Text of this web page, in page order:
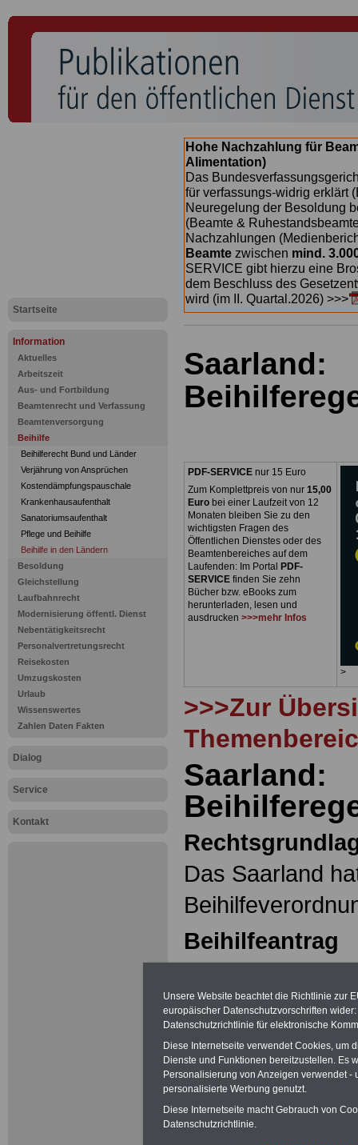
Startseite
Information
Aktuelles
Arbeitszeit
Aus- und Fortbildung
Beamtenrecht und Verfassung
Beamtenversorgung
Beihilfe
Beihilferecht Bund und Länder
Verjährung von Ansprüchen
Kostendämpfungspauschale
Krankenhausaufenthalt
Sanatoriumsaufenthalt
Pflege und Beihilfe
Beihilfe in den Ländern
Besoldung
Gleichstellung
Laufbahnrecht
Modernisierung öffentl. Dienst
Nebentätigkeitsrecht
Personalvertretungsrecht
Reisekosten
Umzugskosten
Urlaub
Wissenswertes
Zahlen Daten Fakten
Dialog
Service
Kontakt
Hohe Nachzahlung für
Alimentation)
Das
für verfassungs-widrig erklärt
Neuregelung der Besoldung
(Beamte &
Nachzahlungen
Beamte zwischen mind.
SERVICE gibt hierzu eine
dem Beschluss des
wird (im II. Quartal.2026) >>>
Saarland:
PDF-SERVICE nur 15 Euro
Zum Komplettpreis von nur 15,00
Euro bei einer Laufzeit von 12
Monaten bleiben Sie zu den
wichtigsten Fragen des
Öffentlichen Dienstes oder des
Beamtenbereiches auf dem
Laufenden: Im Portal PDF-
SERVICE finden Sie zehn
Bücher bzw. eBooks zum
herunterladen, lesen und
ausdrucken >>>mehr Infos
>
>>>Zur
Saarland:
Das Saarland
Beihilfeantrag
beantragten
Euro
Aufwendungen
diese Summe
Beihilfe
Unsere Website beachtet die Richtlinie zur
europäischer Datenschutzvorschriften
Datenschutzrichtlinie für elektronische
Diese Internetseite verwendet Cookies, um
Dienste und Funktionen bereitzustellen. Es
Personalisierung von Anzeigen verwendet
personalisierte Werbung genutzt.
Diese Internetseite macht Gebrauch von
Datenschutzrichtlinie.